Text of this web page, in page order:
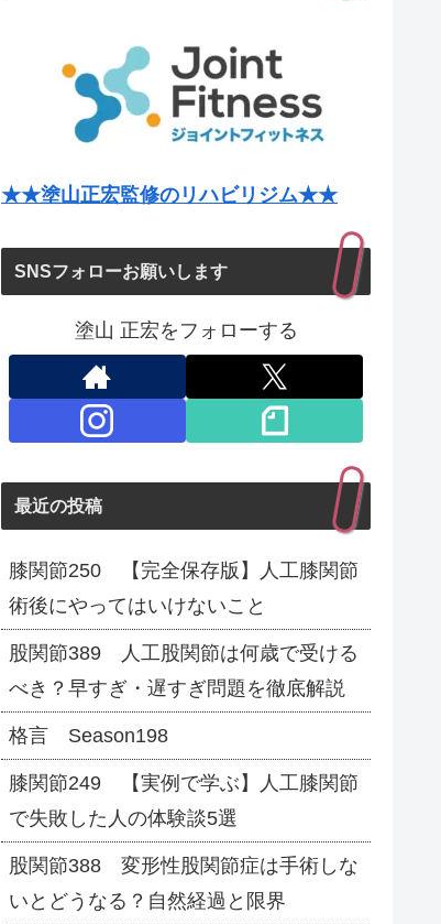
★★塗山正宏監修のリハビリジム★★
SNSフォローお願いします
塗山 正宏をフォローする
最近の投稿
膝関節250 【完全保存版】人工膝関節
術後にやってはいけないこと
股関節389 人工股関節は何歳で受ける
べき？早すぎ・遅すぎ問題を徹底解説
格言 Season198
膝関節249 【実例で学ぶ】人工膝関節
で失敗した人の体験談5選
股関節388 変形性股関節症は手術しな
いとどうなる？自然経過と限界